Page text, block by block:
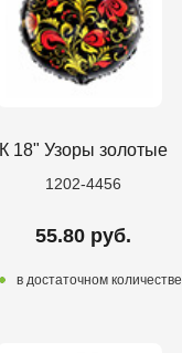
К 18" Узоры золотые
1202-4456
55.80 руб.
в достаточном количестве